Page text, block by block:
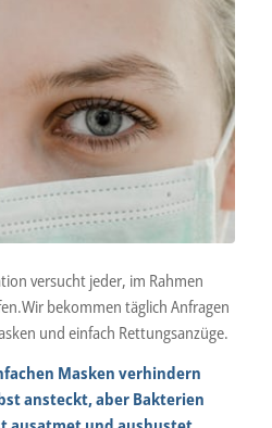
versucht jeder, im Rahmen
bekommen täglich Anfragen
und einfach Rettungsanzüge.
Masken verhindern
ansteckt, aber Bakterien